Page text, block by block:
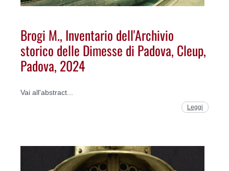
Brogi M., Inventario dell'Archivio
storico delle Dimesse di Padova, Cleup,
Padova, 2024
Vai all'abstract...
Leggi